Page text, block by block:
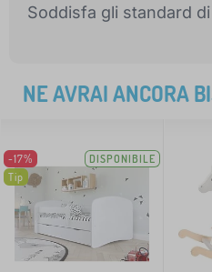
Soddisfa gli standard
NE AVRAI ANCORA
-17%
Tip
DISPONIBILE